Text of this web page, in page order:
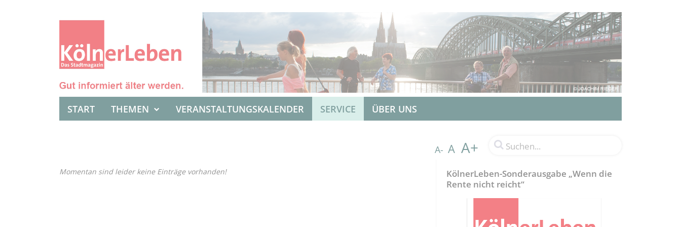
START THEMEN VERANSTALTUNGSKALENDER SERVICE ÜBER UNS
A- A A+
Momentan sind leider keine Einträge vorhanden!
KölnerLeben-Sonderausgabe „Wenn die
Rente nicht reicht“